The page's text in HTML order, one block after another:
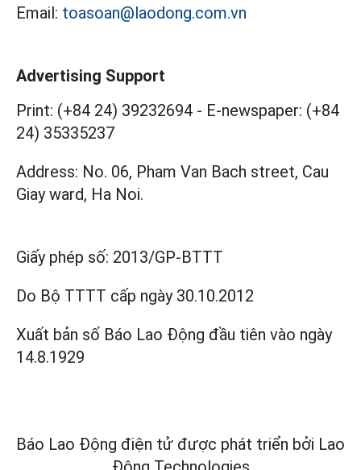
Email: toasoan@laodong.com.vn
Advertising Support
Print: (+84 24) 39232694 - E-newspaper: (+84
24) 35335237
Address: No. 06, Pham Van Bach street, Cau
Giay ward, Ha Noi.
Giấy phép số: 2013/GP-BTTT
Do Bộ TTTT cấp ngày 30.10.2012
Xuất bản số Báo Lao Động đầu tiên vào ngày
14.8.1929
Báo Lao Động điện tử được phát triển bởi Lao